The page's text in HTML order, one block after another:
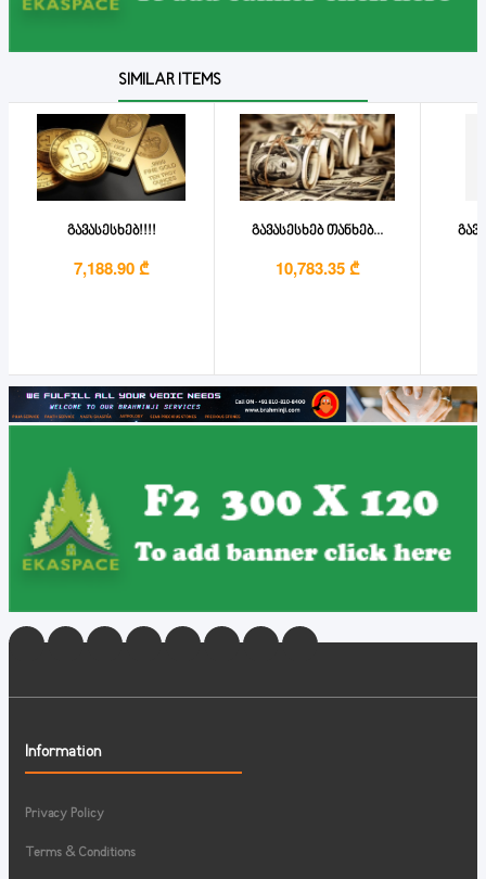
SIMILAR ITEMS
გავასესხებ!!!!
7,188.90 ₾
გავასესხებ თანხებ...
10,783.35 ₾
Information
Privacy Policy
Terms & Conditions